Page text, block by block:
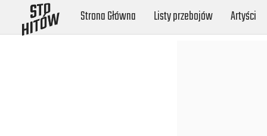
Strona Główna Listy przebojów Artyści